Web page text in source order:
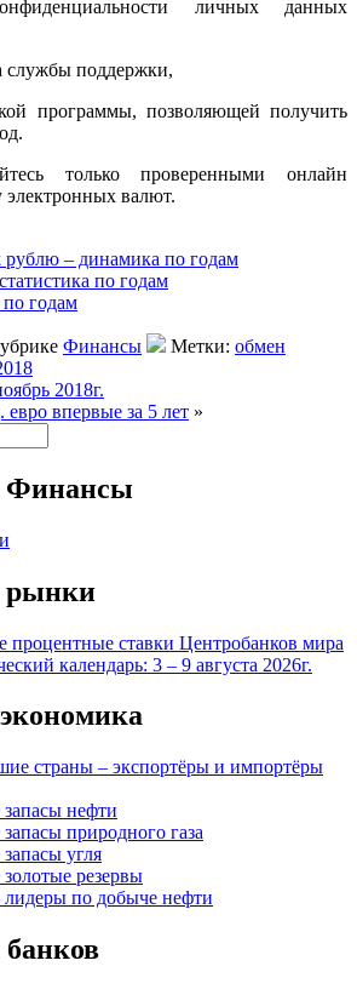
личных данных
службы поддержки,
программы, позволяющей получить
только проверенными онлайн
валют.
– динамика по годам
по годам
годам
Финансы Метки: обмен
2018г.
евро впервые за 5 лет »
процентные ставки Центробанков мира
календарь: 3 – 9 августа 2026г.
страны – экспортёры и импортёры
нефти
природного газа
угля
резервы
по добыче нефти